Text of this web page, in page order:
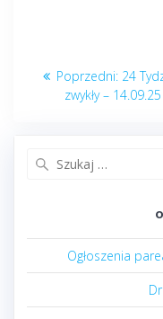
wpisu
Poprzedni:
post:
24
zwykły – 14.09.25
Ogłoszenia